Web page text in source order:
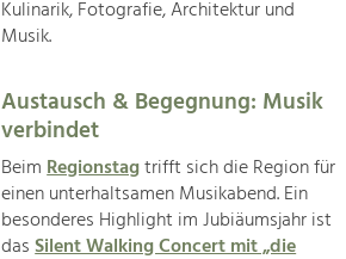
Kulinarik, Fotografie, Architektur und
Musik.
Austausch & Begegnung: Musik
verbindet
BeimRegionstagtrifft sich die Region für
einen unterhaltsamen Musikabend. Ein
besonderes Highlight im Jubiäumsjahr ist
dasSilent Walking Concert mit „die